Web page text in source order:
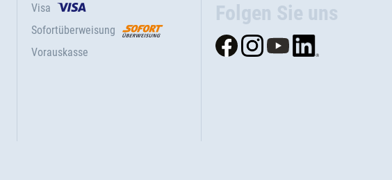
Visa
Sofortüberweisung
Vorauskasse
Folgen Sie uns